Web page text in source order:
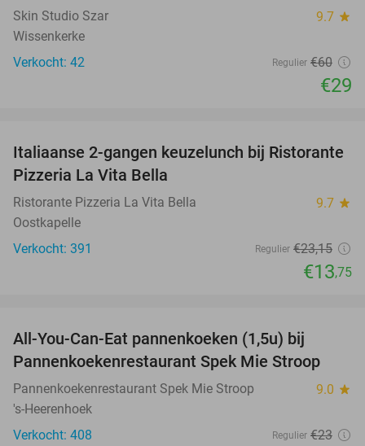
Skin Studio Szar 9.7 star
Wissenkerke
Verkocht: 42
Regulier €60
€29
41%
Italiaanse 2-gangen keuzelunch bij Ristorante
Pizzeria La Vita Bella
Ristorante Pizzeria La Vita Bella 9.7 star
Oostkapelle
Verkocht: 391
Regulier €23,15
€13,75
All-You-Can-Eat pannenkoeken (1,5u) bij
Pannenkoekenrestaurant Spek Mie Stroop
Pannenkoekenrestaurant Spek Mie Stroop 9.0 star
's-Heerenhoek
Verkocht: 408
Regulier €23